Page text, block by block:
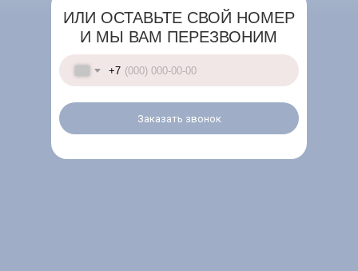
ИЛИ ОСТАВЬТЕ СВОЙ НОМЕР
И МЫ ВАМ ПЕРЕЗВОНИМ
+7
Заказать звонок